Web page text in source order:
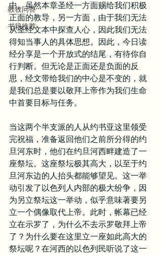
教牧问答
书籍推荐
中。虽然本章圣经一方面赐给我们积极
正面的教导，另一方面，由于我们无法
从圣经文本中探查人心，因此我们无法
得知当事人的具体思想。因此，今日读
经分享是一个开放式的结尾，有待你自
行判断。但无论是正面还是负面的反
思，经文带给我们的中心是不变的，就
是我们总是要以敬拜上帝作为我们生命
中首要目标与任务。
当这两个半支派的人从约书亚这里领受
完祝福，准备返回他们之前所分得的约
旦河东时，他们在约旦河西畔建造了一
座祭坛。这座祭坛极其高大，以至于约
旦河东边的人抬头都能够望见。这一举
动引发了以色列人内部的极大纷争，因
为另立祭坛这一举动，似乎意味著要另
立一个偶像取代上帝。此时，帐幕已经
立在示罗了，为什么不去示罗敬拜上帝
了？为什么要在这里立一座如此高大的
祭坛呢？在河西的以色列民听说了这一